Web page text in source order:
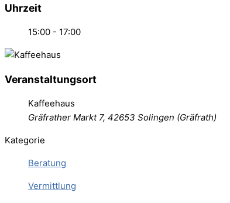
Uhrzeit
15:00 - 17:00
Veranstaltungsort
Kaffeehaus
Gräfrather Markt 7, 42653 Solingen (Gräfrath)
Kategorie
Beratung
Vermittlung